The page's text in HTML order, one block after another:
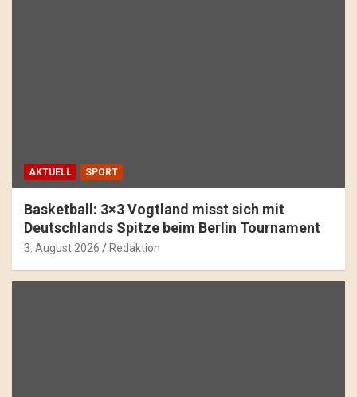
AKTUELL SPORT
Basketball: 3×3 Vogtland misst sich mit
Deutschlands Spitze beim Berlin Tournament
3. August 2026 Redaktion